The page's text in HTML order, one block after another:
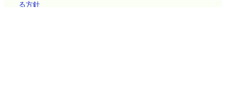
人気ドラマ「VIVANT」とコラボした湖池屋のポテトチップス